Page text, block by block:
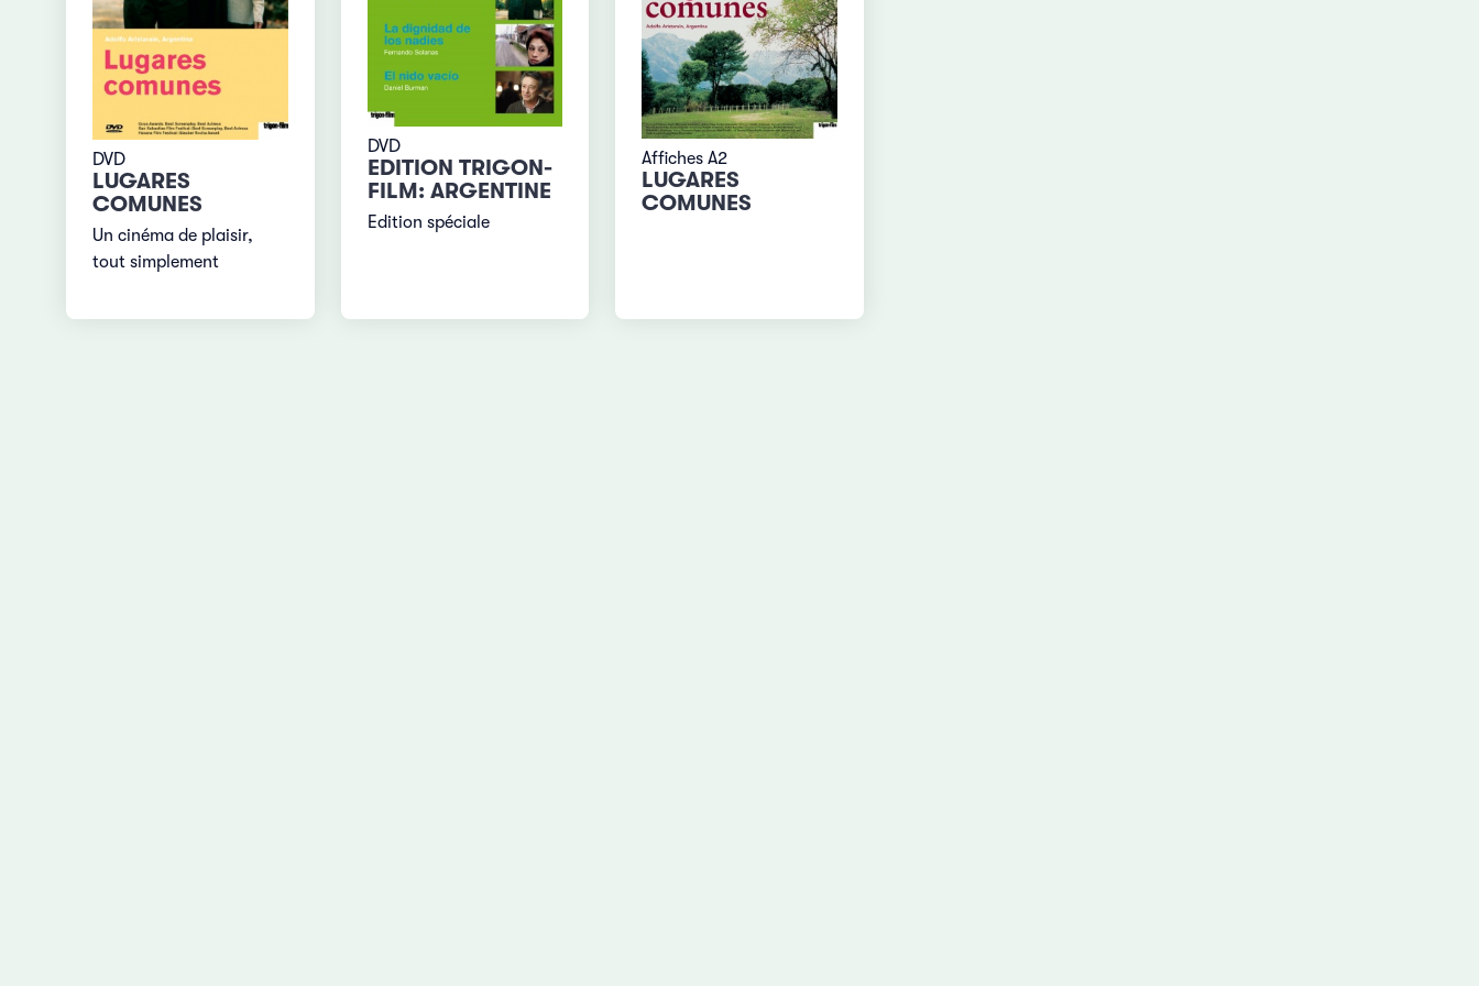
DVD
LUGARES
COMUNES
Un cinéma de plaisir,
tout simplement
DVD
EDITION TRIGON-
FILM: ARGENTINE
Edition spéciale
Affiches A2
LUGARES
COMUNES